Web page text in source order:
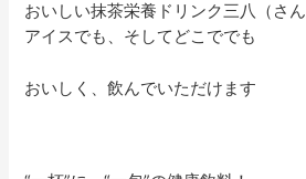
おいしい抹茶栄養ドリンク三八（さ
アイスでも、そしてどこででも
おいしく、飲んでいただけます